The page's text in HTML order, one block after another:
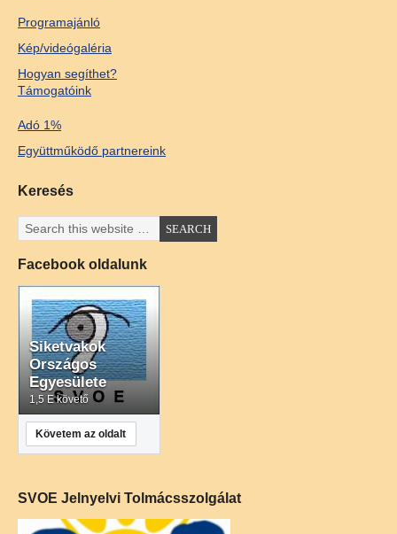
Programajánló
Kép/videógaléria
Hogyan segíthet?
Támogatóink
Adó 1%
Együttműködő partnereink
Keresés
Facebook oldalunk
Siketvakok
Országos
Egyesülete
1,5 E követő
Követem az oldalt
SVOE Jelnyelvi Tolmácsszolgálat